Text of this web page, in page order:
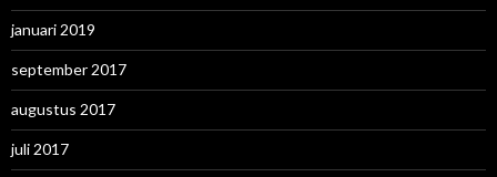
januari 2019
september 2017
augustus 2017
juli 2017